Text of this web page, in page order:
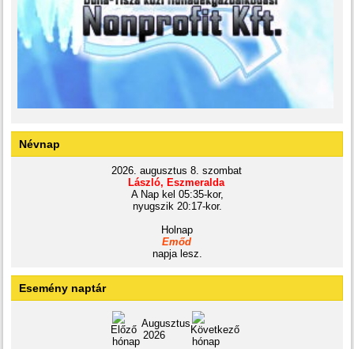
Névnap
2026. augusztus 8. szombat
László, Eszmeralda
A Nap kel 05:35-kor,
nyugszik 20:17-kor.
Holnap
Emőd
napja lesz.
Esemény naptár
Augusztus
2026